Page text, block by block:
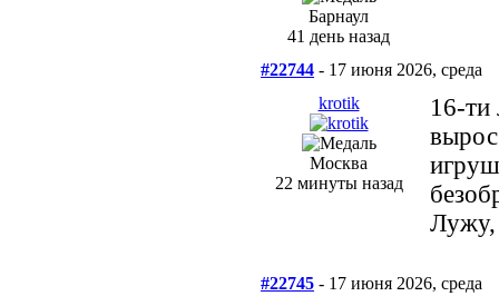
Барнаул
41 день назад
#22744 - 17 июня 2026, среда
krotik
Москва
22 минуты назад
16-ти
#22745 - 17 июня 2026, среда